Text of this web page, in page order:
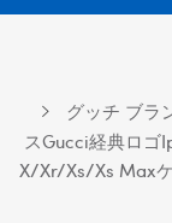
グッチ ブラ
スGucci経典ロゴ
X/xr/xs/xs Maxケ